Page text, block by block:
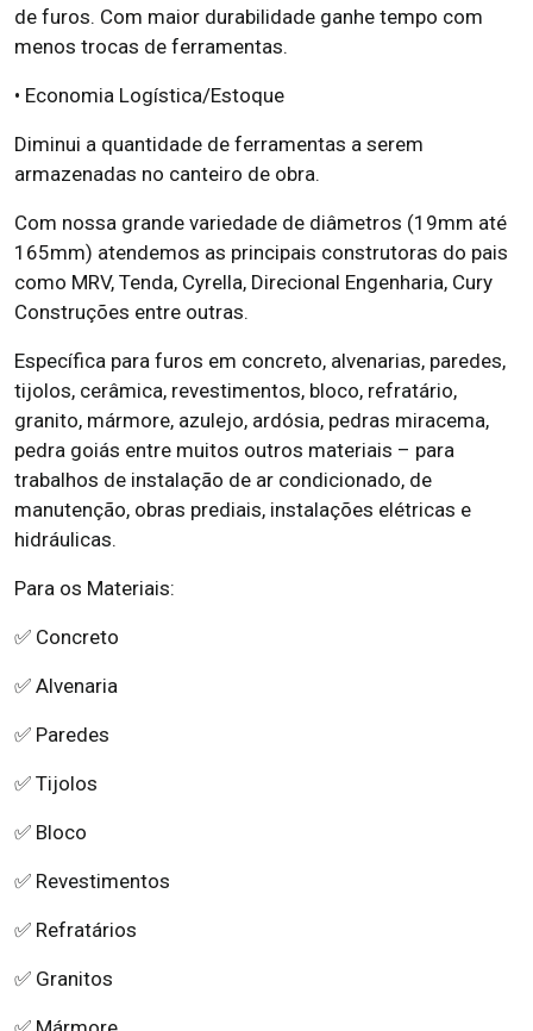
de furos. Com maior durabilidade ganhe tempo com
menos trocas de ferramentas.
• Economia Logística/Estoque
Diminui a quantidade de ferramentas a serem
armazenadas no canteiro de obra.
Com nossa grande variedade de diâmetros (19mm até
165mm) atendemos as principais construtoras do pais
como MRV, Tenda, Cyrella, Direcional Engenharia, Cury
Construções entre outras.
Específica para furos em concreto, alvenarias, paredes,
tijolos, cerâmica, revestimentos, bloco, refratário,
granito, mármore, azulejo, ardósia, pedras miracema,
pedra goiás entre muitos outros materiais – para
trabalhos de instalação de ar condicionado, de
manutenção, obras prediais, instalações elétricas e
hidráulicas.
Para os Materiais:
✅ Concreto
✅ Alvenaria
✅ Paredes
✅ Tijolos
✅ Bloco
✅ Revestimentos
✅ Refratários
✅ Granitos